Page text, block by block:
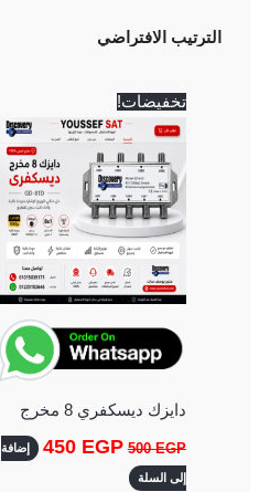
تخفيضات!
دايزك ديسكفري 8 مخرج
500EGP
السعر
الأصلي
هو:
500 EGP.
450 EGP
هو:
450 EGP.
إضافة
إلى السلة